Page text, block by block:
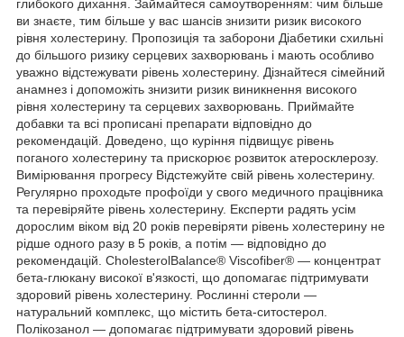
глибокого дихання. Займайтеся самоутворенням: чим більше
ви знаєте, тим більше у вас шансів знизити ризик високого
рівня холестерину. Пропозиція та заборони Діабетики схильні
до більшого ризику серцевих захворювань і мають особливо
уважно відстежувати рівень холестерину. Дізнайтеся сімейний
анамнез і допоможіть знизити ризик виникнення високого
рівня холестерину та серцевих захворювань. Приймайте
добавки та всі прописані препарати відповідно до
рекомендацій. Доведено, що куріння підвищує рівень
поганого холестерину та прискорює розвиток атеросклерозу.
Вимірювання прогресу Відстежуйте свій рівень холестерину.
Регулярно проходьте профоїди у свого медичного працівника
та перевіряйте рівень холестерину. Експерти радять усім
дорослим віком від 20 років перевіряти рівень холестерину не
рідше одного разу в 5 років, а потім — відповідно до
рекомендацій. CholesterolBalance® Viscofiber® — концентрат
бета-глюкану високої в'язкості, що допомагає підтримувати
здоровий рівень холестерину. Рослинні стероли —
натуральний комплекс, що містить бета-ситостерол.
Полікозанол — допомагає підтримувати здоровий рівень